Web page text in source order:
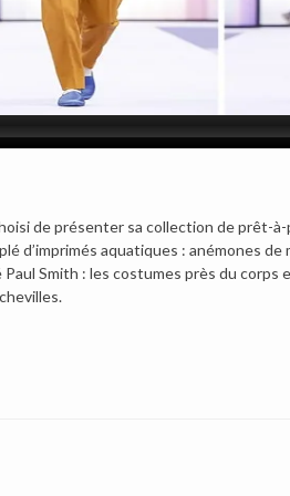
de présenter sa collection de prêt-
d’imprimés aquatiques : anémones
Smith : les costumes près du corps